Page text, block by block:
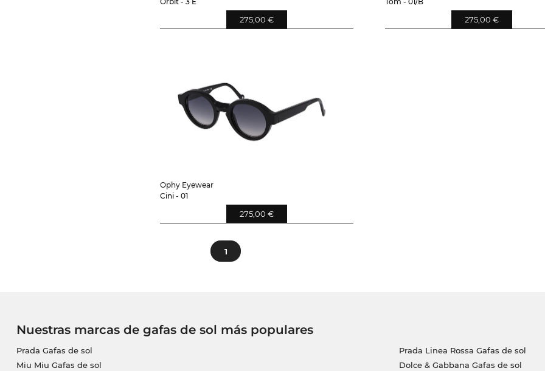
275,00 € 275,00 €
Ophy Eyewear
Cini - 01
275,00 €
1
Nuestras marcas de gafas de sol más populares
Prada Gafas de sol
Miu Miu Gafas de sol
Prada Linea Rossa Gafas de sol
Dolce & Gabbana Gafas de sol